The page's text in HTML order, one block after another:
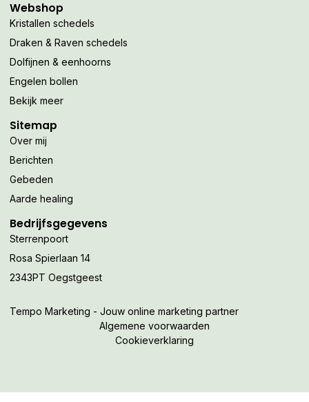
Webshop
Kristallen schedels
Draken & Raven schedels
Dolfijnen & eenhoorns
Engelen bollen
Bekijk meer
Sitemap
Over mij
Berichten
Gebeden
Aarde healing
Bedrijfsgegevens
Sterrenpoort
Rosa Spierlaan 14
2343PT Oegstgeest
Tempo Marketing - Jouw online marketing partner
Algemene voorwaarden
Cookieverklaring